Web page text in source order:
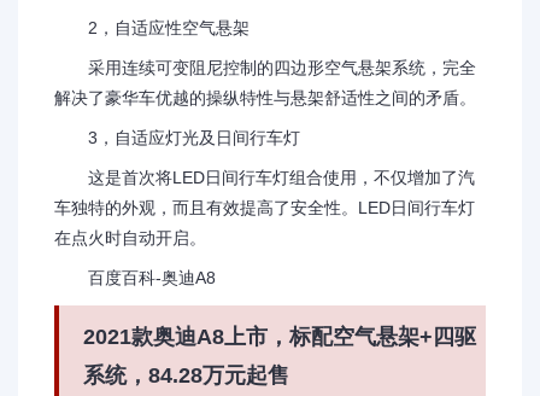
2，自适应性空气悬架
采用连续可变阻尼控制的四边形空气悬架系统，完全
解决了豪华车优越的操纵特性与悬架舒适性之间的矛盾。
3，自适应灯光及日间行车灯
这是首次将LED日间行车灯组合使用，不仅增加了汽
车独特的外观，而且有效提高了安全性。LED日间行车灯
在点火时自动开启。
百度百科-奥迪A8
2021款奥迪A8上市，标配空气悬架+四驱
系统，84.28万元起售